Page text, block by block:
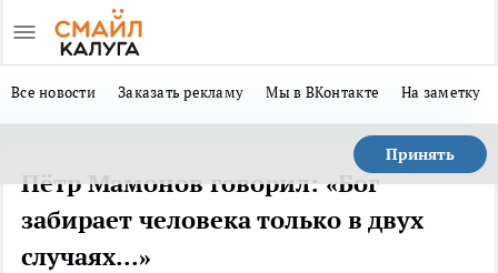
Все новости Заказать рекламу Мы в ВКонтакте На заметку
Принять
Пётр Мамонов говорил: «Бог
забирает человека только в двух
случаях...»